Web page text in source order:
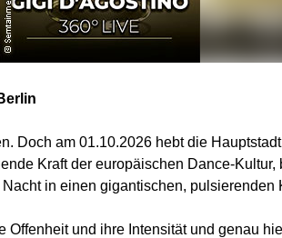
Doch am 01.10.2026 hebt die
Kraft der europäischen Dance-
in einen gigantischen, pulsierenden
und ihre Intensität und genau